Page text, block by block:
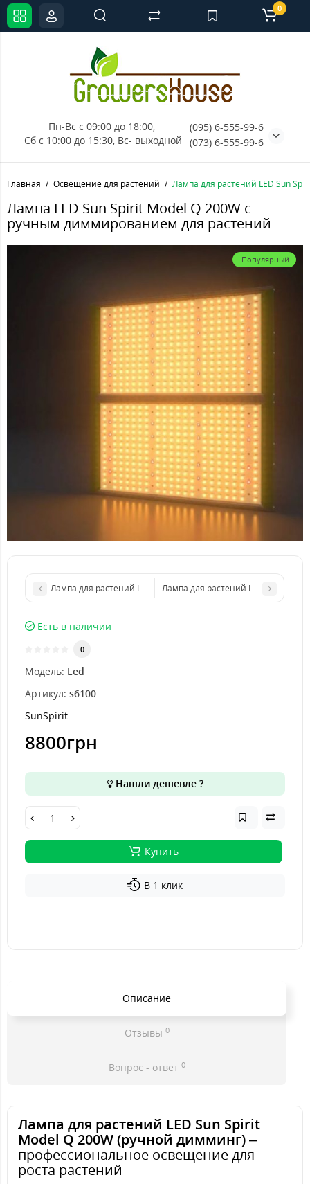
Пн-Вс с 09:00 до 18:00,
Сб с 10:00 до 15:30, Вс- выходной
(095) 6-555-99-6
(073) 6-555-99-6
0
Главная Освещение для растений Лампа для растений LED Sun
Лампа LED Sun Spirit Model Q 200W с
ручным диммированием для растений
Популярный
Лампа для растений LED Sun Spirit Model X 350W 6 Bars
Лампа для растений LED Sun Spirit
Есть в наличии
0
Модель: Led
Артикул: s6100
SunSpirit
8800грн
Нашли дешевле ?
Купить
В 1 клик
Описание
Отзывы 0
Вопрос - ответ 0
Лампа для растений LED Sun Spirit
Model Q 200W (ручной димминг)–
профессиональное освещение для
роста растений